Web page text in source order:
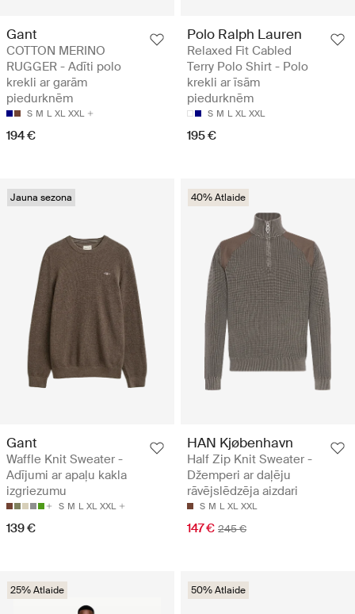
Gant
COTTON MERINO
RUGGER - Adīti polo
krekli ar garām
piedurknēm
S M L XL XXL
194 €
Polo Ralph Lauren
Relaxed Fit Cabled
Terry Polo Shirt - Polo
krekli ar īsām
piedurknēm
S M L XL XXL
195 €
Jauna sezona
Gant
Waffle Knit Sweater -
Adījumi ar apaļu kakla
izgriezumu
S M L XL XXL
139 €
40% Atlaide
HAN Kjøbenhavn
Half Zip Knit Sweater -
Džemperi ar daļēju
rāvējslēdzēja aizdari
S M L XL XXL
147 € 245 €
25% Atlaide 50% Atlaide